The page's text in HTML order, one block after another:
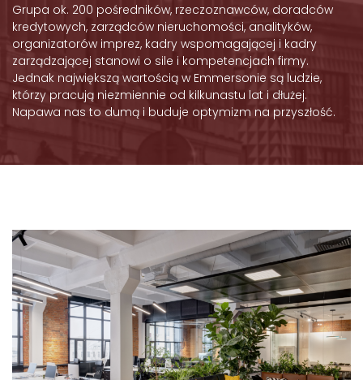
Grupa ok. 200 pośredników, rzeczoznawców, doradców
kredytowych, zarządców nieruchomości, analityków,
organizatorów imprez, kadry wspomagającej i kadry
zarządzającej stanowi o sile i kompetencjach firmy.
Jednak największą wartością w Emmersonie są ludzie,
którzy pracują niezmiennie od kilkunastu lat i dłużej.
Napawa nas to dumą i buduje optymizm na przyszłość.